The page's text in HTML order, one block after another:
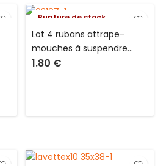
Rupture de stock
Lot 4 rubans attrape-
mouches à suspendre
papier collant marron
1.80 €